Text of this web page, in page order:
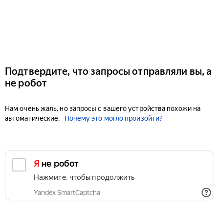
Подтвердите, что запросы отправляли вы, а
не робот
Нам очень жаль, но запросы с вашего устройства похожи на
автоматические.
Почему это могло произойти?
Я не робот
Нажмите, чтобы продолжить
Yandex SmartCaptcha